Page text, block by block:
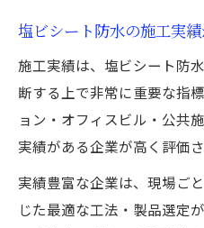
塩ビシート防水の
塩ビシート防水工
心感
塩ビシート防水の施工実
施工実績は、塩ビシート防
断する上で非常に重要な指
ョン・オフィスビル・公共
実績がある企業が高く評価
実績豊富な企業は、現場ご
じた最適な工法・製品選定